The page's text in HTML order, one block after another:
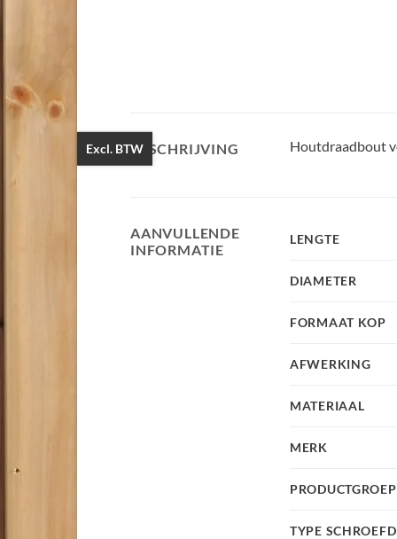
BESCHRIJVING Houtdraadbout
AANVULLENDE
INFORMATIE
LENGTE
DIAMETER
FORMAAT KOP
AFWERKING
MATERIAAL
MERK
PRODUCTGROEP
TYPE
Excl. BTW